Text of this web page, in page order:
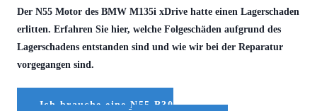
Der N55 Motor des BMW M135i xDrive hatte einen Lagerschaden
erlitten. Erfahren Sie hier, welche Folgeschäden aufgrund des
Lagerschadens entstanden sind und wie wir bei der Reparatur
vorgegangen sind.
Ich brauche eine N55 B30